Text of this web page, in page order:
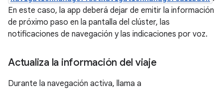
En este caso, la app deberá dejar de emitir la información
de próximo paso en la pantalla del clúster, las
notificaciones de navegación y las indicaciones por voz.
Actualiza la información del viaje
Durante la navegación activa, llama a